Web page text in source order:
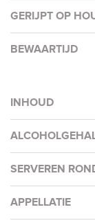
GERIJPT OP
BEWAARTIJD
INHOUD
SERVEREN
APPELLATIE